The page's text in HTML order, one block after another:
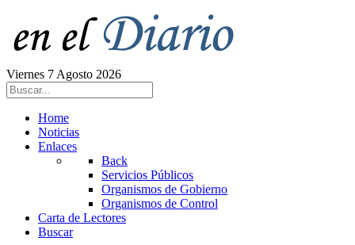
Viernes 7 Agosto 2026
Home
Noticias
Enlaces
Back
Servicios Públicos
Organismos de Gobierno
Organismos de Control
Carta de Lectores
Buscar